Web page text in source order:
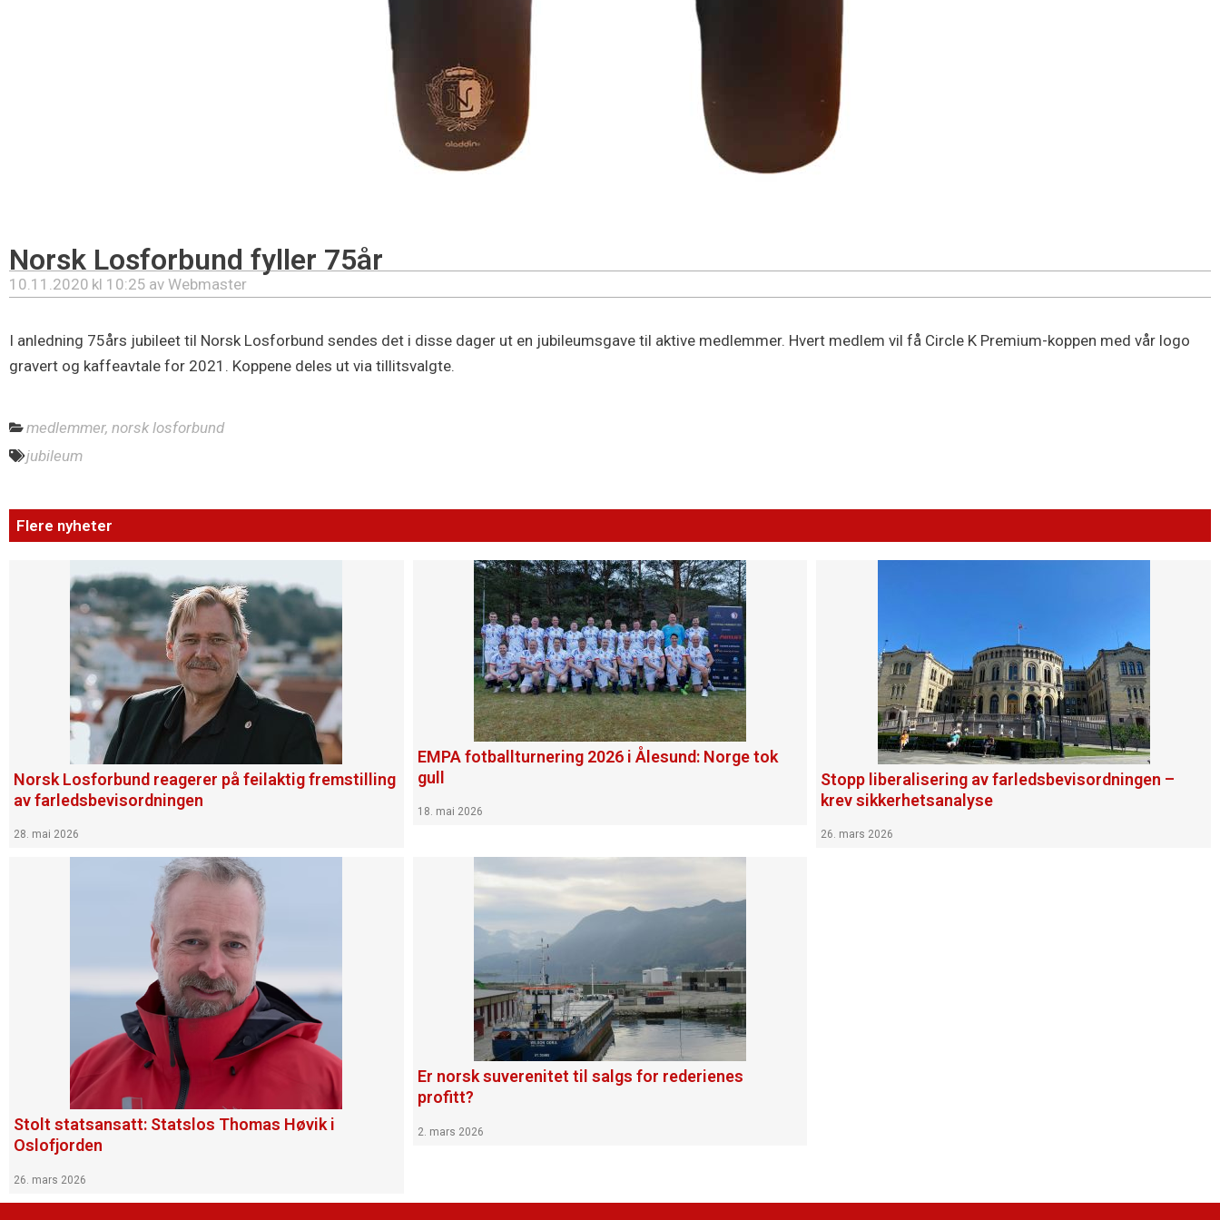
Norsk Losforbund fyller 75år
10.11.2020 kl 10:25 av Webmaster
I anledning 75års jubileet til Norsk Losforbund sendes det i disse dager ut en jubileumsgave til aktive medlemmer. Hvert medlem vil få Circle K Premium-koppen med vår logo
gravert og kaffeavtale for 2021. Koppene deles ut via tillitsvalgte.
medlemmer, norsk losforbund
jubileum
Flere nyheter
Norsk Losforbund reagerer på feilaktig fremstilling
av farledsbevisordningen
28. mai 2026
EMPA fotballturnering 2026 i Ålesund: Norge tok
gull
18. mai 2026
Stopp liberalisering av farledsbevisordningen –
krev sikkerhetsanalyse
26. mars 2026
Stolt statsansatt: Statslos Thomas Høvik i
Oslofjorden
26. mars 2026
Er norsk suverenitet til salgs for rederienes
profitt?
2. mars 2026